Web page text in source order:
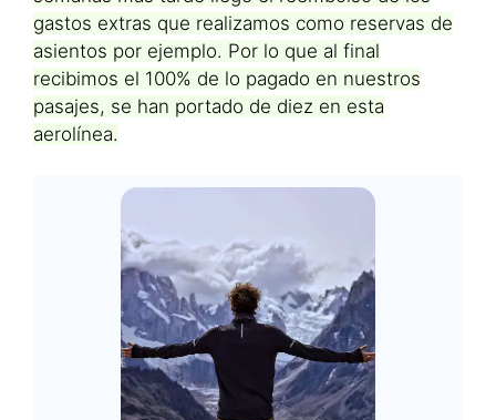
gastos extras que realizamos como reservas de
asientos por ejemplo. Por lo que al final
recibimos el 100% de lo pagado en nuestros
pasajes, se han portado de diez en esta
aerolínea.